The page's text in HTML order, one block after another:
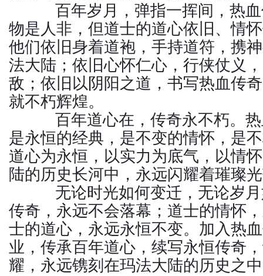
百年岁月，弹指一挥间，热血
物是人非，但道士的道心依旧、情
他们依旧身着道袍，手持道符，携
法大陆；依旧心怀仁心，行侠仗义
敌；依旧以阴阳之道，书写热血传
就不朽辉煌。
百年道心在，传奇永不朽。热
是永恒的经典，是不变的情怀，是
道心为永恒，以实力为底气，以情
陆的历史长河中，永远闪耀着璀璨
无论时光如何变迁，无论岁月
传奇，永远不会落幕；道士的情怀
士的道心，永远永恒不变。加入热
业，传承百年道心，续写永恒传奇
耀，永远镌刻在玛法大陆的历史之